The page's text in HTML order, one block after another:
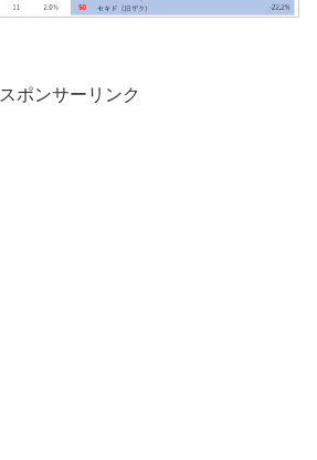
スポンサーリンク